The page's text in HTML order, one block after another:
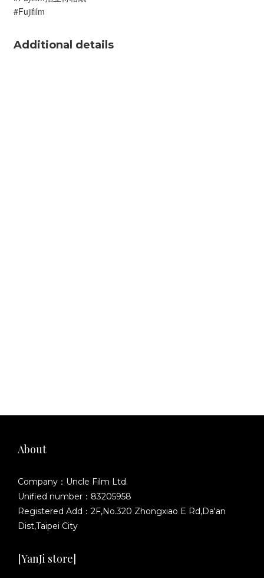
#Fujifilm
Additional details
About
Company：Uncle Film Ltd.
Unified number：83205958
Registered Add：2F,No.320 Zhongxiao E Rd,Da'an
Dist,Taipei City
[YanJi store]